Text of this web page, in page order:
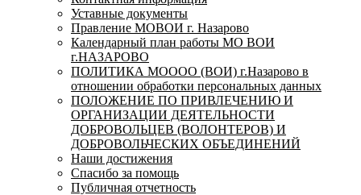
Уставные документы
Правление МОВОИ г. Назарово
Календарный план работы МО ВОИ
г.НАЗАРОВО
ПОЛИТИКА МОООО (ВОИ) г.Назарово в
отношении обработки персональных данных
ПОЛОЖЕНИЕ ПО ПРИВЛЕЧЕНИЮ И
ОРГАНИЗАЦИИ ДЕЯТЕЛЬНОСТИ
ДОБРОВОЛЬЦЕВ (ВОЛОНТЕРОВ) И
ДОБРОВОЛЬЧЕСКИХ ОБЪЕДИНЕНИЙ
Наши достижения
Спасибо за помощь
Публичная отчетность